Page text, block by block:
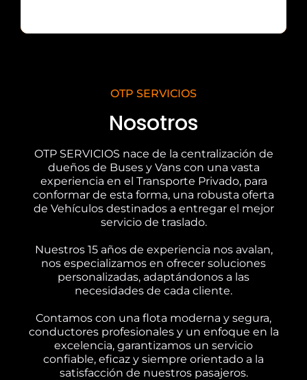
OTP SERVICIOS
Nosotros
OTP SERVICIOS nace de la centralización de
dueños de Buses y Vans con una vasta
experiencia en el Transporte Privado, para
conformar de esta forma, una robusta oferta
de Vehículos destinados a entregar el mejor
servicio de traslado.
Nuestros 15 años de experiencia nos avalan,
nos especializamos en ofrecer soluciones
personalizadas, adaptándonos a las
necesidades de cada cliente.
Contamos con una flota moderna y segura,
conductores profesionales y un enfoque en la
excelencia, garantizamos un servicio
confiable, eficaz y siempre orientado a la
satisfacción de nuestros pasajeros.